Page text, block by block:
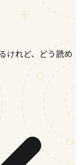
けれど、どう読め